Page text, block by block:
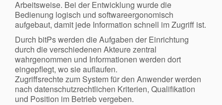
Arbeitsweise. Bei der Entwicklung wurde die
Bedienung logisch und softwareergonomisch
aufgebaut, damit jede Information schnell im Zugriff ist.
Durch bitPs werden die Aufgaben der Einrichtung
durch die verschiedenen Akteure zentral
wahrgenommen und Informationen werden dort
eingepflegt, wo sie auflaufen.
Zugriffsrechte zum System für den Anwender werden
nach datenschutzrechtlichen Kriterien, Qualifikation
und Position im Betrieb vergeben.